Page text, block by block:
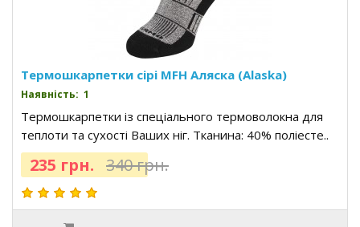
Термошкарпетки сірі MFH Аляска (Alaska)
Наявність: 1
Термошкарпетки із спеціального термоволокна для
теплоти та сухості Ваших ніг. Тканина: 40% поліесте..
235 грн. 340 грн.